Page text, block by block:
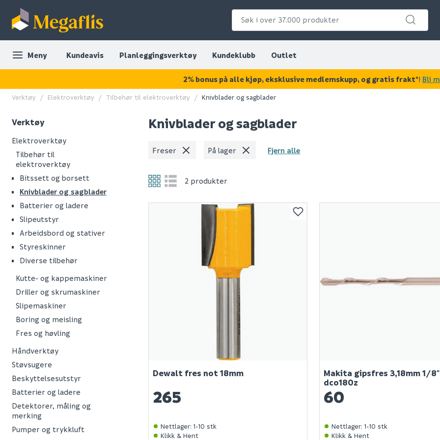
Meny Kundeavis Planleggingsverktøy Kundeklubb Outlet
Verktøy Elektroverktøy Tilbehør til elektroverktøy Knivblader og sagblader
Verktøy
Elektroverktøy
Tilbehør til
elektroverktøy
Bitssett og borsett
Knivblader og sagblader
Batterier og ladere
Slipeutstyr
Arbeidsbord og stativer
Styreskinner
Diverse tilbehør
Kutte- og kappemaskiner
Driller og skrumaskiner
Slipemaskiner
Boring og meisling
Fres og høvling
Håndverktøy
Støvsugere
Beskyttelsesutstyr
Batterier og ladere
Detektorer, måling og
merking
Pumper og trykkluft
Knivblader og sagblader
Freser På lager Fjern alle
2 produkter
Dewalt fres not 18mm
265
Nettlager:1-10 stk
Klikk & Hent
Makita gipsfres 3,18mm 1/
dco180z
60
Nettlager: 1-10 stk
Klikk & Hent
2% bonus på alle kjøp, eksklusive medlemskupp, og gratis frakt*! Bli